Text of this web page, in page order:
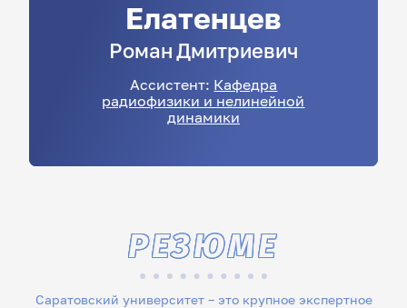
Елатенцев
Роман Дмитриевич
Ассистент: Кафедра
радиофизики и нелинейной
динамики
Саратовский университет – это крупное экспертное
РЕЗЮМЕ